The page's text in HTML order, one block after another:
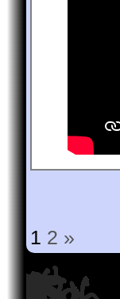
1 2 »